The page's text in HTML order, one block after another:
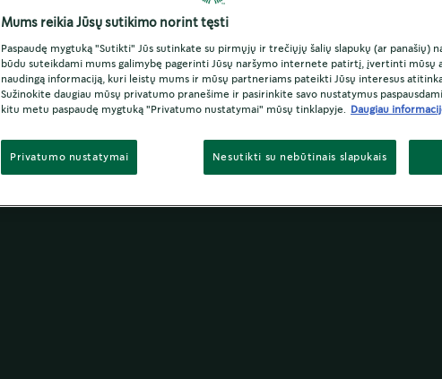
Mums reikia Jūsų sutikimo norint tęsti
Paspaudę mygtuką "Sutikti" Jūs sutinkate su pirmųjų ir trečiųjų šalių slapukų (ar panašių)
būdu suteikdami mums galimybę pagerinti Jūsų naršymo internete patirtį, įvertinti mūsų
naudingą informaciją, kuri leistų mums ir mūsų partneriams pateikti Jūsų interesus
Sužinokite daugiau mūsų privatumo pranešime ir pasirinkite savo nustatymus
kitu metu paspaudę mygtuką "Privatumo nustatymai" mūsų tinklapyje.
Daugiau
Nesutikti su nebūtinais slapukais
Privatumo nustatymai